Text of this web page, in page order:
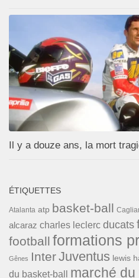
Il y a douze ans, la mort
ÉTIQUETTES
Atalanta atp basket-ball
alcaraz charles leclerc ducats
football formations
Gênes InterJuventus lewis
du basket-ball
marché du